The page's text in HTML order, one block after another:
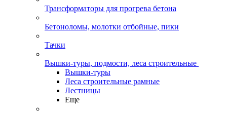
Трансформаторы для прогрева бетона
Бетоноломы, молотки отбойные, пики
Тачки
Вышки-туры, подмости, леса строительные
Вышки-туры
Леса строительные рамные
Лестницы
Еще